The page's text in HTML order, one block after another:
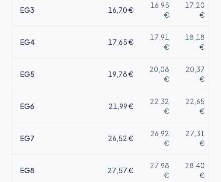
EG3 16,70€
16,95
€
17,20
€
EG4 17,65€
17,91
€
18,18
€
EG5 19,78€
20,08
€
20,37
€
EG6 21,99€
22,32
€
22,65
€
EG7 26,52 €
26,92
€
27,31
€
EG8 27,57€
27,98
€
28,40
€